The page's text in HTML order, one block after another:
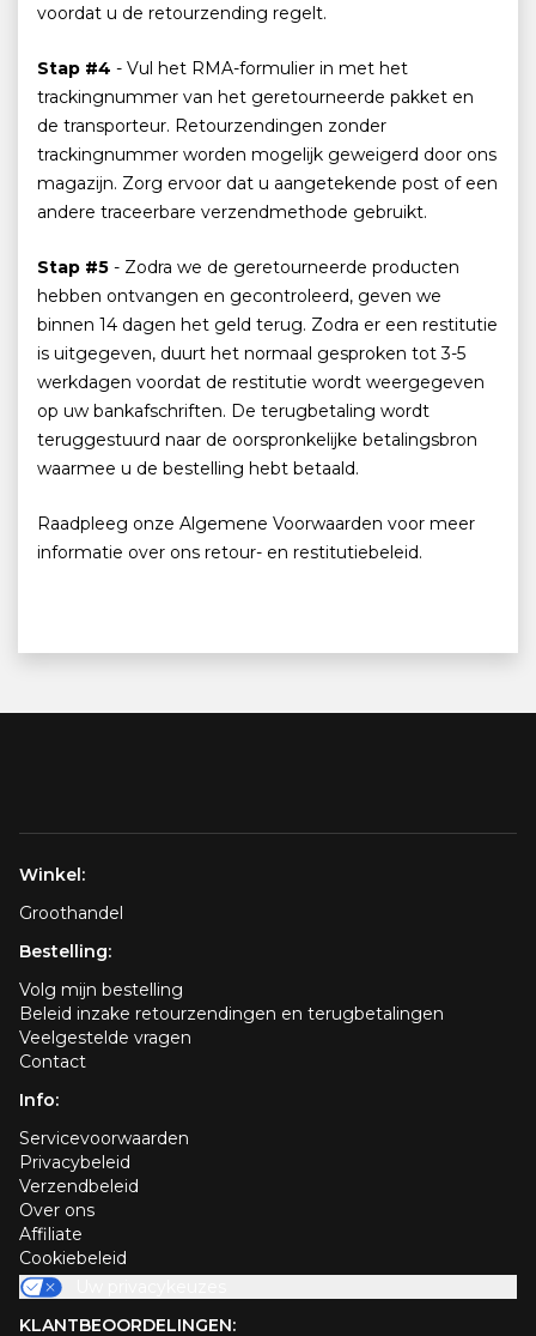
voordat u de retourzending regelt.
Stap #4 - Vul het RMA-formulier in met het
trackingnummer van het geretourneerde pakket en
de transporteur. Retourzendingen zonder
trackingnummer worden mogelijk geweigerd door ons
magazijn. Zorg ervoor dat u aangetekende post of een
andere traceerbare verzendmethode gebruikt.
Stap #5 - Zodra we de geretourneerde producten
hebben ontvangen en gecontroleerd, geven we
binnen 14 dagen het geld terug. Zodra er een restitutie
is uitgegeven, duurt het normaal gesproken tot 3-5
werkdagen voordat de restitutie wordt weergegeven
op uw bankafschriften. De terugbetaling wordt
teruggestuurd naar de oorspronkelijke betalingsbron
waarmee u de bestelling hebt betaald.
Raadpleeg onze Algemene Voorwaarden voor meer
informatie over ons retour- en restitutiebeleid.
Winkel:
Groothandel
Bestelling:
Volg mijn bestelling
Beleid inzake retourzendingen en terugbetalingen
Veelgestelde vragen
Contact
Info:
Servicevoorwaarden
Privacybeleid
Verzendbeleid
Over ons
Affiliate
Cookiebeleid
KLANTBEOORDELINGEN: